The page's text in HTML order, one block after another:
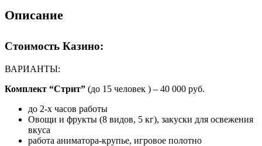
Описание
Стоимость Казино:
ВАРИАНТЫ:
Комплект “Стрит” (до 15 человек ) – 40 000 руб.
до 2-х часов работы
Овощи и фрукты (8 видов, 5 кг), закуски для освежения
вкуса
работа аниматора-крупье, игровое полотно